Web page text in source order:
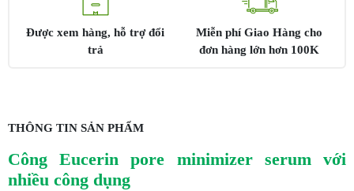
Được xem hàng, hỗ trợ đổi
trả
Miễn phí Giao Hàng cho
đơn hàng lớn hơn 100K
THÔNG TIN SẢN PHẨM
Công Eucerin pore minimizer serum với
nhiều công dụng